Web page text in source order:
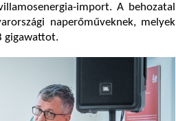
import. A behozatal
naperőműveknek, melyek
gigawattot.